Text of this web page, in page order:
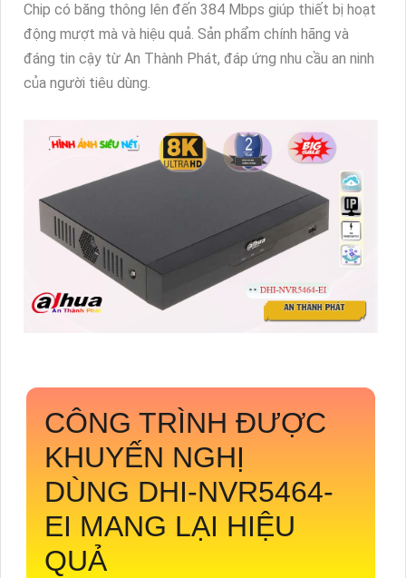
Chip có băng thông lên đến 384 Mbps giúp thiết bị hoạt
động mượt mà và hiệu quả. Sản phẩm chính hãng và
đáng tin cậy từ An Thành Phát, đáp ứng nhu cầu an ninh
của người tiêu dùng.
CÔNG TRÌNH ĐƯỢC
KHUYẾN NGHỊ
DÙNG DHI-NVR5464-
EI MANG LẠI HIỆU
QUẢ